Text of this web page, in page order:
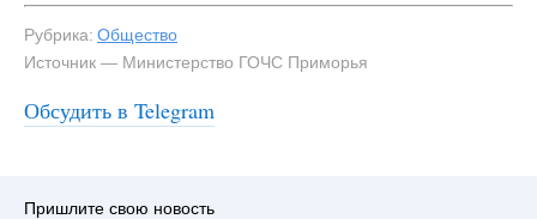
Рубрика: Общество
Источник — Министерство ГОЧС Приморья
Обсудить в Telegram
#3Фото: минГОЧС — NewsVL.ru
Пришлите свою новость